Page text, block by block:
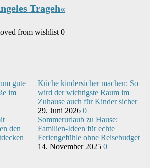
Trageh«
from wishlist 0
gute
im
Küche kindersicher machen: So
wird der wichtigste Raum im
Zuhause auch für Kinder sicher
29. Juni 2026 0
den
Sommerurlaub zu Hause:
Familien-Ideen für echte
Feriengefühle ohne Reisebudget
14. November 2025 0